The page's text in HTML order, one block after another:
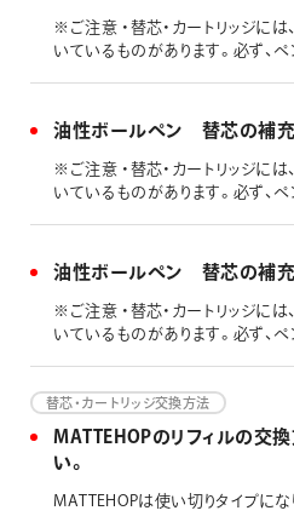
※ご注意 ・替芯・カートリッジに
いているものがあります。必ず、
油性ボールペン 替芯の補充
※ご注意 ・替芯・カートリッジに
いているものがあります。必ず、
油性ボールペン 替芯の補充
※ご注意 ・替芯・カートリッジに
いているものがあります。必ず、
替芯・カートリッジ交換方法
MATTEHOPのリフィルの交
い。
MATTEHOPは使い切りタイプにな